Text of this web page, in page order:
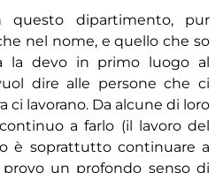
questo dipartimento, pur
nel nome, e quello che so
la devo in primo luogo al
dire alle persone che ci
ci lavorano. Da alcune di loro
a farlo (il lavoro del
è soprattutto continuare a
provo un profondo senso di